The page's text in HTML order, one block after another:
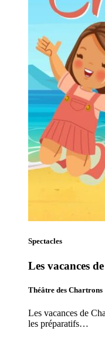
Spectacles
Les vacances
Théâtre des Chartrons
Les vacances de
les préparatifs…